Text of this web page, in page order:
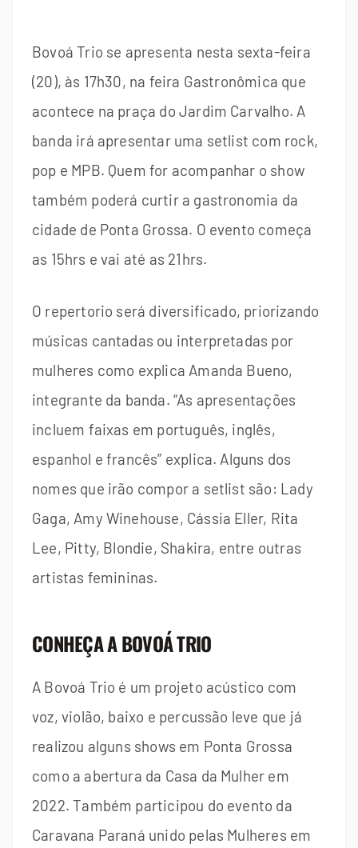
Bovoá Trio se apresenta nesta sexta-feira
(20), às 17h30, na feira Gastronômica que
acontece na praça do Jardim Carvalho. A
banda irá apresentar uma setlist com rock,
pop e MPB. Quem for acompanhar o show
também poderá curtir a gastronomia da
cidade de Ponta Grossa. O evento começa
as 15hrs e vai até as 21hrs.
O repertorio será diversificado, priorizando
músicas cantadas ou interpretadas por
mulheres como explica Amanda Bueno,
integrante da banda. “As apresentações
incluem faixas em português, inglês,
espanhol e francês” explica. Alguns dos
nomes que irão compor a setlist são: Lady
Gaga, Amy Winehouse, Cássia Eller, Rita
Lee, Pitty, Blondie, Shakira, entre outras
artistas femininas.
CONHEÇA A BOVOÁ TRIO
A Bovoá Trio é um projeto acústico com
voz, violão, baixo e percussão leve que já
realizou alguns shows em Ponta Grossa
como a abertura da Casa da Mulher em
2022. Também participou do evento da
Caravana Paraná unido pelas Mulheres em